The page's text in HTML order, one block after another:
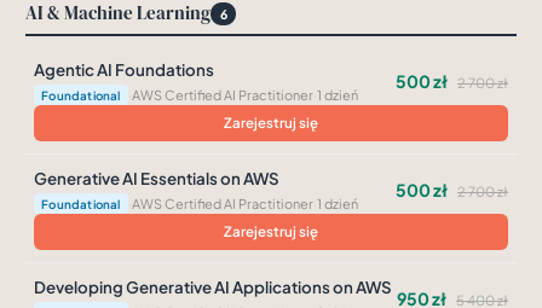
AI & Machine Learning 6
Agentic AI Foundations
Foundational AWS Certified AI Practitioner· 1 dzień
500 zł 2 700 zł
Zarejestruj się
Generative AI Essentials on AWS
Foundational AWS Certified AI Practitioner· 1 dzień
500 zł 2 700 zł
Zarejestruj się
Developing Generative AI Applications on AWS 950 zł 5 400 zł